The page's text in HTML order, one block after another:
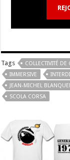
Tags COLLECTIVITÉ DE
IMMERSIVE
JEAN-MICHEL
SCOLA CORSA